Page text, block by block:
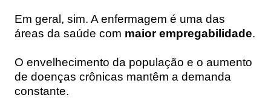
Em geral, sim. A enfermagem é uma das
áreas da saúde com maior empregabilidade.
O envelhecimento da população e o aumento
de doenças crônicas mantêm a demanda
constante.